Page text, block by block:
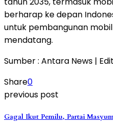
berharap ke depan
untuk pembangunan
mendatang.
Sumber : Antara News |
Share0
previous post
Gagal Ikut Pemilu, Partai